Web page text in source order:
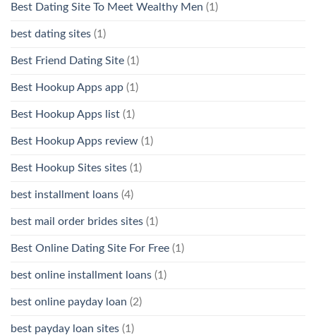
Best Dating Site To Meet Wealthy Men (1)
best dating sites (1)
Best Friend Dating Site (1)
Best Hookup Apps app (1)
Best Hookup Apps list (1)
Best Hookup Apps review (1)
Best Hookup Sites sites (1)
best installment loans (4)
best mail order brides sites (1)
Best Online Dating Site For Free (1)
best online installment loans (1)
best online payday loan (2)
best payday loan sites (1)